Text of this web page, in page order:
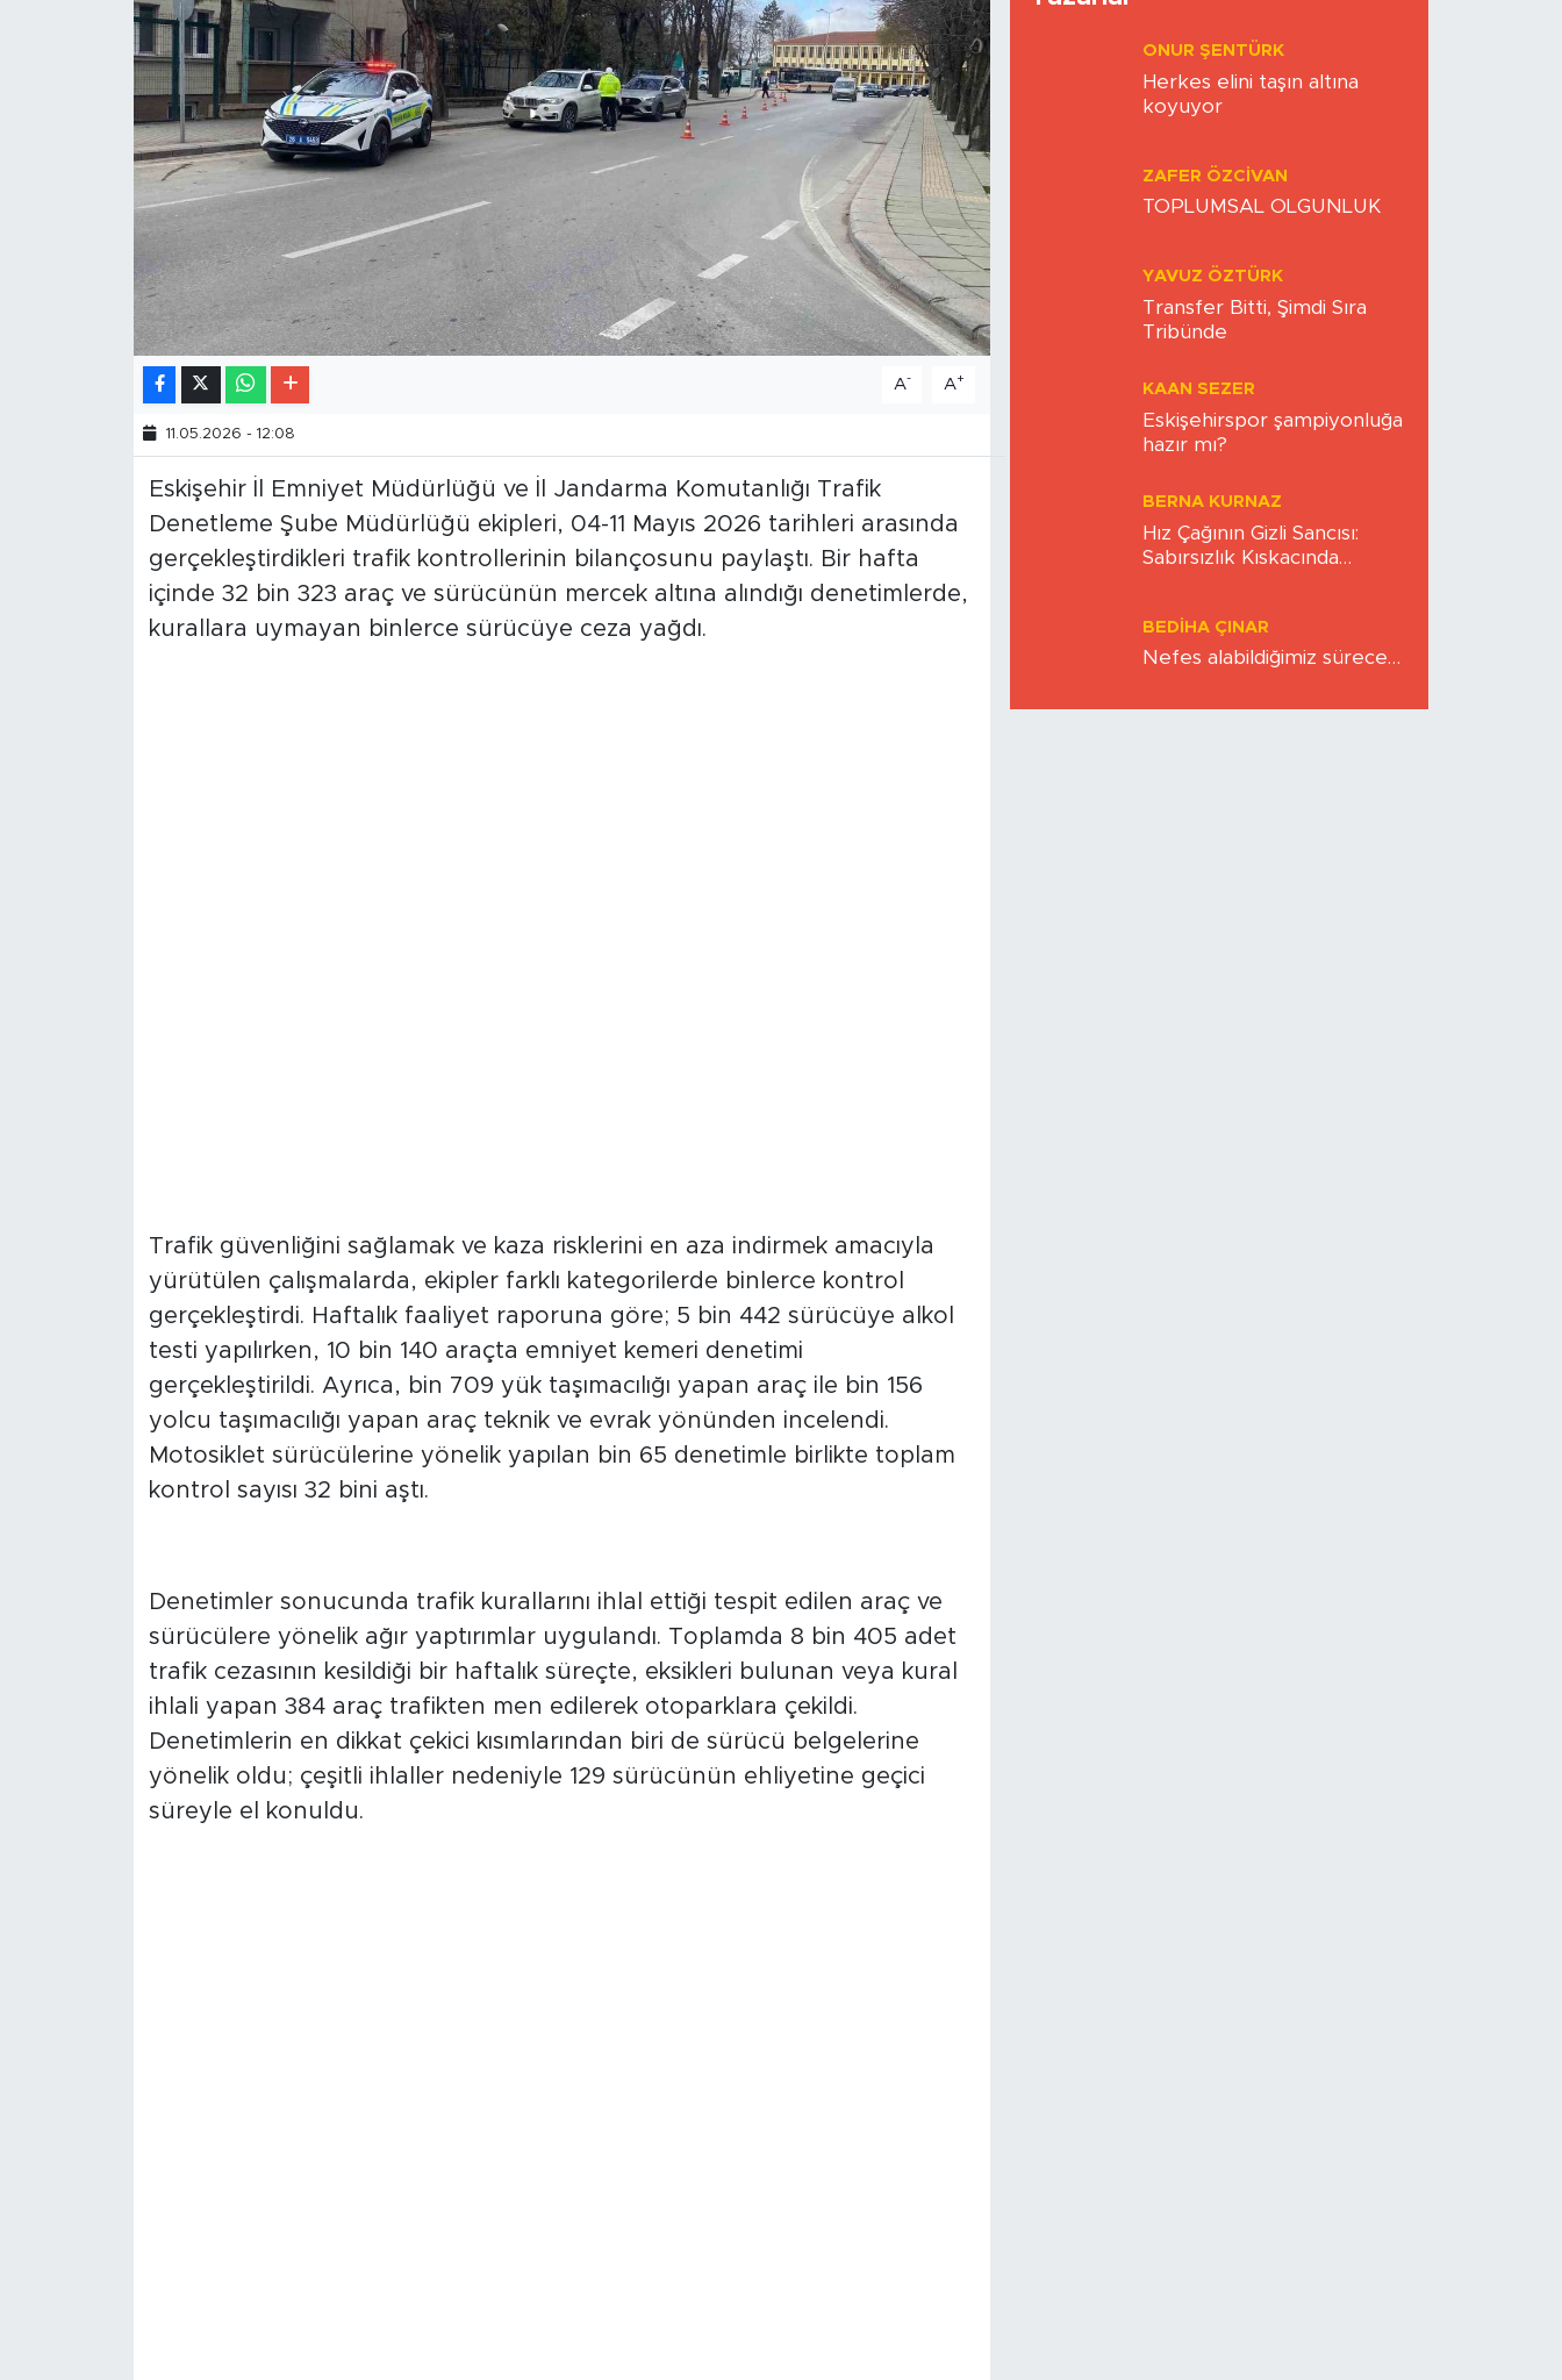
A- A+
11.05.2026 - 12:08
Eskişehir İl Emniyet Müdürlüğü ve İl Jandarma Komutanlığı Trafik
Denetleme Şube Müdürlüğü ekipleri, 04-11 Mayıs 2026 tarihleri arasında
gerçekleştirdikleri trafik kontrollerinin bilançosunu paylaştı. Bir hafta
içinde 32 bin 323 araç ve sürücünün mercek altına alındığı denetimlerde,
kurallara uymayan binlerce sürücüye ceza yağdı.
Trafik güvenliğini sağlamak ve kaza risklerini en aza indirmek amacıyla
yürütülen çalışmalarda, ekipler farklı kategorilerde binlerce kontrol
gerçekleştirdi. Haftalık faaliyet raporuna göre; 5 bin 442 sürücüye alkol
testi yapılırken, 10 bin 140 araçta emniyet kemeri denetimi
gerçekleştirildi. Ayrıca, bin 709 yük taşımacılığı yapan araç ile bin 156
yolcu taşımacılığı yapan araç teknik ve evrak yönünden incelendi.
Motosiklet sürücülerine yönelik yapılan bin 65 denetimle birlikte toplam
kontrol sayısı 32 bini aştı.
Araçlar
Denetimler sonucunda trafik kurallarını ihlal ettiği tespit edilen araç ve
sürücülere yönelik ağır yaptırımlar uygulandı. Toplamda 8 bin 405 adet
trafik cezasının kesildiği bir haftalık süreçte, eksikleri bulunan veya kural
ihlali yapan 384 araç trafikten men edilerek otoparklara çekildi.
Denetimlerin en dikkat çekici kısımlarından biri de sürücü belgelerine
yönelik oldu; çeşitli ihlaller nedeniyle 129 sürücünün ehliyetine geçici
ONUR ŞENTÜRK
Herkes elini taşın altına
koyuyor
ZAFER ÖZCIVAN
TOPLUMSAL OLGUNLUK
YAVUZ ÖZTÜRK
Transfer Bitti, Şimdi Sıra
Tribünde
KAAN SEZER
Eskişehirspor şampiyonluğa
hazır mı?
BERNA KURNAZ
Hız Çağının Gizli Sancısı:
Sabırsızlık Kıskacında
BEDIHA ÇINAR
Nefes alabildiğimiz sürece…